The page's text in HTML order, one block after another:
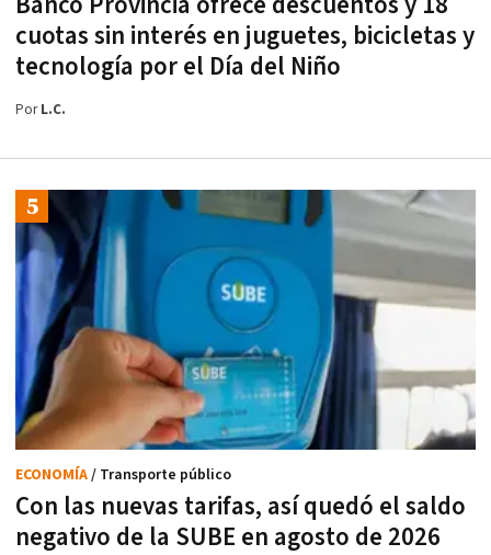
cuotas sin interés en juguetes, bicicletas y
tecnología por el Día del Niño
PorL.C.
Con las nuevas tarifas, así quedó el saldo
negativo de la SUBE en agosto de 2026
ECONOMÍA/ Transporte público